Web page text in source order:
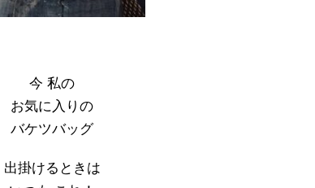
今 私の
お気に入りの
バケツバッグ
出掛けるときは